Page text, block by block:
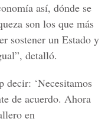
así, dónde se
son los que más
sostener un Estado y
detalló.
decir: ‘Necesitamos
de acuerdo. Ahora
en